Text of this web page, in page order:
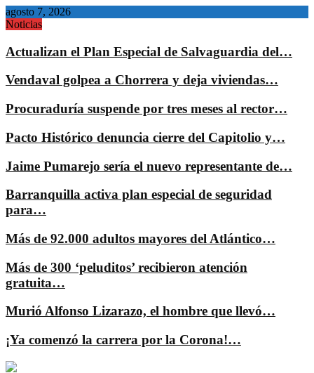
agosto 7, 2026
Noticias
Actualizan el Plan Especial de Salvaguardia del…
Vendaval golpea a Chorrera y deja viviendas…
Procuraduría suspende por tres meses al rector…
Pacto Histórico denuncia cierre del Capitolio y…
Jaime Pumarejo sería el nuevo representante de…
Barranquilla activa plan especial de seguridad
para…
Más de 92.000 adultos mayores del Atlántico…
Más de 300 ‘peluditos’ recibieron atención
gratuita…
Murió Alfonso Lizarazo, el hombre que llevó…
¡Ya comenzó la carrera por la Corona!…